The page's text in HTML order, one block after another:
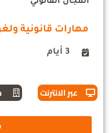
مهارات قانونية
3 أيام
عبر الانترنت